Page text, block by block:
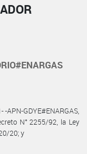
-APN-GDYE#ENARGAS,
N° 2255/92, la Ley
20; y